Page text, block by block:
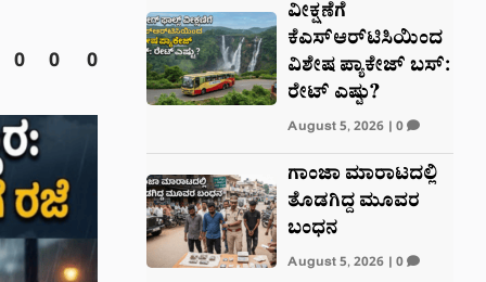
0 0 0
ವೀಕ್ಷಣೆಗೆ
ಕೆಎಸ್‌ಆರ್‌ಟಿಸಿಯಿಂದ
ವಿಶೇಷ ಪ್ಯಾಕೇಜ್ ಬಸ್:
ರೇಟ್‌ ಎಷ್ಟು?
August 5, 2026| 0
ಗಾಂಜಾ ಮಾರಾಟದಲ್ಲಿ
ತೊಡಗಿದ್ದ ಮೂವರ
ಬಂಧನ
August 5, 2026| 0